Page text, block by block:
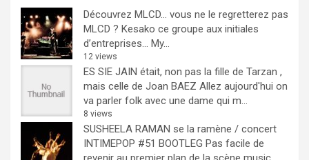
Découvrez MLCD… vous ne le regretterez pas
MLCD ? Kesako ce groupe aux initiales
d’entreprises… My...
12 views
ES SIE JAIN était, non pas la fille de Tarzan ,
mais celle de Joan BAEZ Allez aujourd'hui on
va parler folk avec une dame qui m...
8 views
SUSHEELA RAMAN se la ramène / concert
INTIMEPOP #51 BOOTLEG Pas facile de